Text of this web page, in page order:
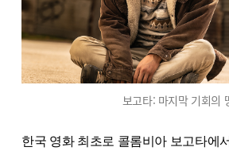
보고타: 마지막 기회의
한국 영화 최초로 콜롬비아 보고타에